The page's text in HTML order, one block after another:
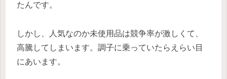
たんです。
しかし、人気なのか未使用品は競争率が激しくて、
高騰してしまいます。調子に乗っていたらえらい目
にあいます。